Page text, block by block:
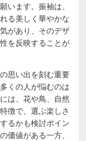
います。振袖は、
る美しく華やかな
があり、そのデザ
を反映することが
思い出を刻む重要
くの人が悩むのは
は、花や鳥、自然
徴で、選ぶ楽しさ
るかも検討ポイン
価値がある一方、